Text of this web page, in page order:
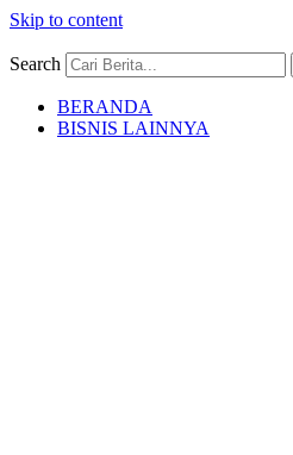
Skip to content
Search
BERANDA
BISNIS LAINNYA